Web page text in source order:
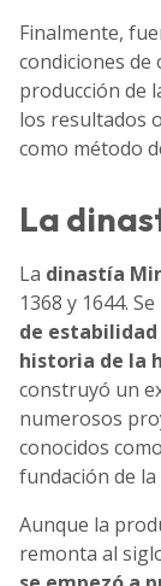
Finalmente,
condiciones de
producción de
los resultados
como método
La
La dinastía
1368 y 1644.
de
historia de la
construyó un
numerosos
conocidos
fundación de la
Aunque la
remonta al